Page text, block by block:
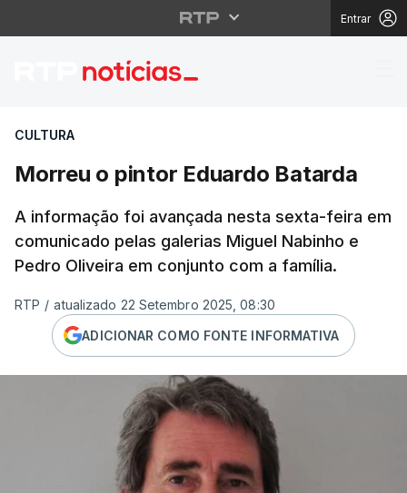
Entrar
Morreu o pintor
CULTURA
Morreu o pintor Eduardo Batarda
A informação foi avançada nesta sexta-feira em
comunicado pelas galerias Miguel Nabinho e
Pedro Oliveira em conjunto com a família.
RTP / atualizado 22 Setembro 2025, 08:30
ADICIONAR COMO FONTE INFORMATIVA